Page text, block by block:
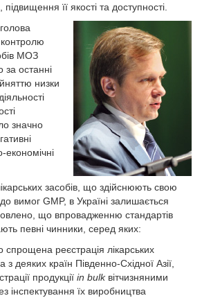
її якості та доступності.
контролю
МОЗ
за останні
низки
значно
економічні
засобів, що здійснюють свою
до вимог GMP, в Україні залишається
що впровадженню стандартів
певні чинники, серед яких:
спрощена реєстрація лікарських
з деяких країн Південно-Східної Азії,
продукції in bulk вітчизняними
інспектування їх виробництва